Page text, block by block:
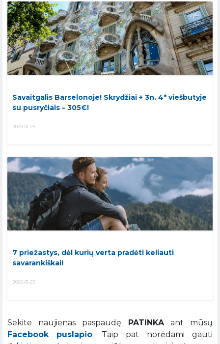
Savaitgalis Barselonoje! Skrydžiai + 3n. 4* viešbutyje
su pusryčiais – 305€!
2026-01-25
7 priežastys, dėl kurių verta pradėti keliauti
savarankiškai!
2026-01-25
Sekite naujienas paspaudę PATINKAant mūsų
Facebook puslapio. Taip pat norėdami gauti